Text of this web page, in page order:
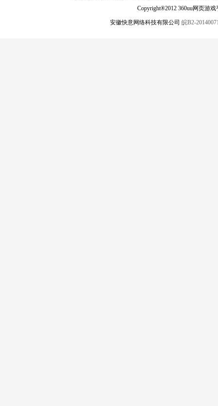
Copyright®2012 360uu网页游
安徽快意网络科技有限公司 皖B2-